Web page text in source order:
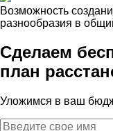
Возможность
разнообразия в
Сделаем
план
Уложимся в ваш